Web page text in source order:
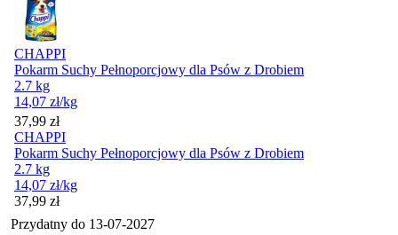
CHAPPI
Pokarm Suchy Pełnoporcjowy dla Psów z Drobiem
2.7 kg
14,07 zł/kg
Cena
37,99 zł
CHAPPI
Pokarm Suchy Pełnoporcjowy dla Psów z Drobiem
2.7 kg
14,07 zł/kg
Cena
37,99 zł
Przydatny do 13-07-2027